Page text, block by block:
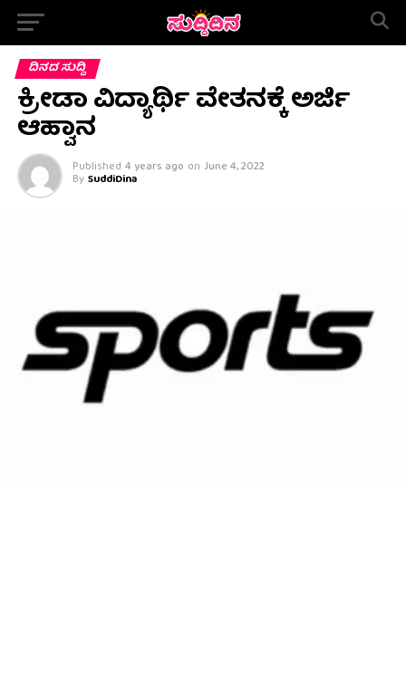
ದಿನದ ಸುದ್ದಿ
ಕ್ರೀಡಾ ವಿದ್ಯಾರ್ಥಿ ವೇತನಕ್ಕೆ ಅರ್ಜಿ
ಆಹ್ವಾನ
Published 4 years ago on June 4, 2022
By SuddiDina